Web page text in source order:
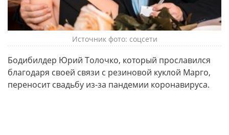
Источник фото: соцсети
Бодибилдер Юрий Толочко, который прославился
благодаря своей связи с резиновой куклой Марго,
переносит свадьбу из-за пандемии коронавируса.